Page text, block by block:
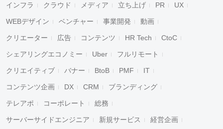
インフラ クラウド メディア 立ち上げ PR UX
WEBデザイン ベンチャー 事業開発 動画
クリエーター 広告 コンテンツ HR Tech CtoC
シェアリングエコノミー Uber フルリモート
クリエイティブ バナー BtoB PMF IT
コンテンツ企画 DX CRM ブランディング
テレアポ コーポレート 総務
サーバーサイドエンジニア 新規サービス 経営企画